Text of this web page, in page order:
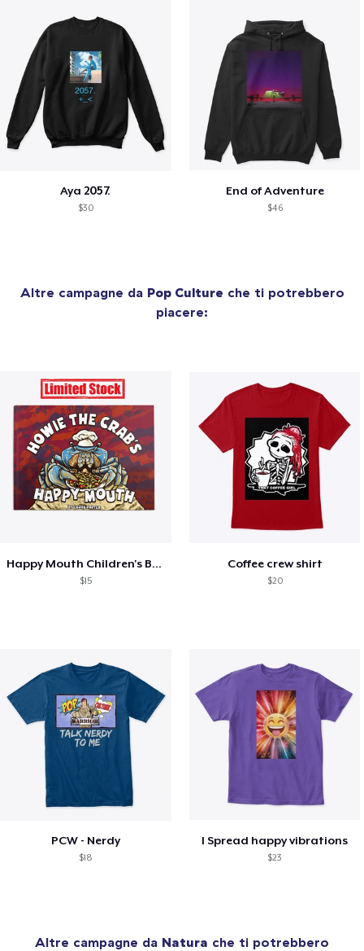
Aya 2057.
$30
End of Adventure
$46
Altre campagne da Pop Culture che ti potrebbero
piacere:
Happy Mouth Children's Book
$15
Coffee crew shirt
$20
PCW - Nerdy
$18
I Spread happy vibrations
$23
Altre campagne da Natura che ti potrebbero